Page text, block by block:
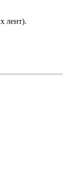
лент).